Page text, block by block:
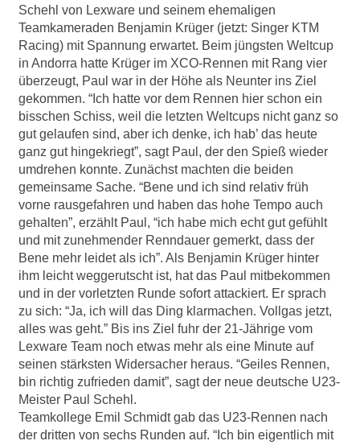
Schehl von Lexware und seinem ehemaligen
Teamkameraden Benjamin Krüger (jetzt: Singer KTM
Racing) mit Spannung erwartet. Beim jüngsten Weltcup
in Andorra hatte Krüger im XCO-Rennen mit Rang vier
überzeugt, Paul war in der Höhe als Neunter ins Ziel
gekommen. “Ich hatte vor dem Rennen hier schon ein
bisschen Schiss, weil die letzten Weltcups nicht ganz so
gut gelaufen sind, aber ich denke, ich hab’ das heute
ganz gut hingekriegt”, sagt Paul, der den Spieß wieder
umdrehen konnte. Zunächst machten die beiden
gemeinsame Sache. “Bene und ich sind relativ früh
vorne rausgefahren und haben das hohe Tempo auch
gehalten”, erzählt Paul, “ich habe mich echt gut gefühlt
und mit zunehmender Renndauer gemerkt, dass der
Bene mehr leidet als ich”. Als Benjamin Krüger hinter
ihm leicht weggerutscht ist, hat das Paul mitbekommen
und in der vorletzten Runde sofort attackiert. Er sprach
zu sich: “Ja, ich will das Ding klarmachen. Vollgas jetzt,
alles was geht.” Bis ins Ziel fuhr der 21-Jährige vom
Lexware Team noch etwas mehr als eine Minute auf
seinen stärksten Widersacher heraus. “Geiles Rennen,
bin richtig zufrieden damit”, sagt der neue deutsche U23-
Meister Paul Schehl.
Teamkollege Emil Schmidt gab das U23-Rennen nach
der dritten von sechs Runden auf. “Ich bin eigentlich mit